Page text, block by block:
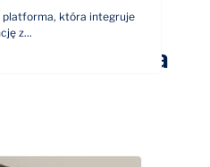
platforma, która integruje
z...
Twoje pytania